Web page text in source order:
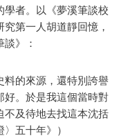
學者。以《夢溪筆談校
第一人胡道靜回憶，
》：
料的來源，還特別誇譽
好。於是我這個當時對
不及待地去找這本沈括
五十年》）